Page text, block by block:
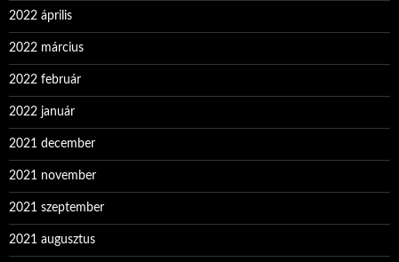
2022 április
2022 március
2022 február
2022 január
2021 december
2021 november
2021 szeptember
2021 augusztus